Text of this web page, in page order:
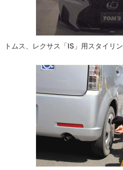
トムス、レクサス「IS」用スタイリ